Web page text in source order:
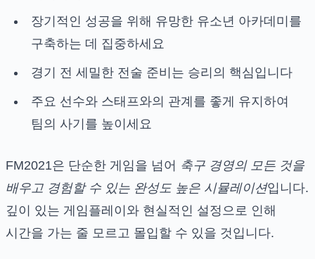
장기적인 성공을 위해 유망한 유소년 아카데미를
구축하는 데 집중하세요
경기 전 세밀한 전술 준비는 승리의 핵심입니다
주요 선수와 스태프와의 관계를 좋게 유지하여
팀의 사기를 높이세요
FM2021은 단순한 게임을 넘어 축구 경영의 모든 것을
배우고 경험할 수 있는 완성도 높은 시뮬레이션입니다.
깊이 있는 게임플레이와 현실적인 설정으로 인해
시간을 가는 줄 모르고 몰입할 수 있을 것입니다.